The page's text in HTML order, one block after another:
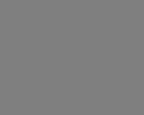
bain de bouche quotidien,